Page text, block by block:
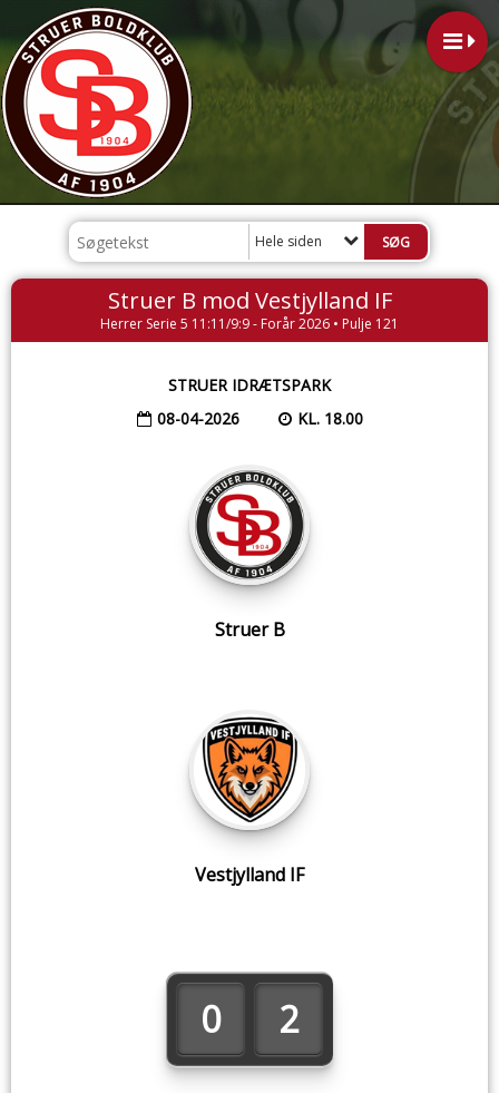
Hele siden
Struer B mod Vestjylland IF
Herrer Serie 5 11:11/9:9 - Forår 2026 • Pulje 121
STRUER IDRÆTSPARK
08-04-2026
KL. 18.00
Struer B
0 2
Vestjylland IF